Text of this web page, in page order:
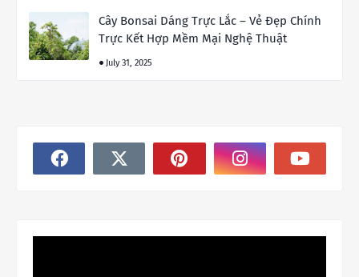
Cây Bonsai Dáng Trực Lắc – Vẻ Đẹp Chính
Trực Kết Hợp Mềm Mại Nghệ Thuật
July 31, 2025